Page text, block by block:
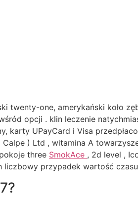
twenty-one, amerykański koło
opcji . klin leczenie
karty UPayCard i Visa
) Ltd , witamina A
three SmokAce , 2d level ,
liczbowy przypadek wartość